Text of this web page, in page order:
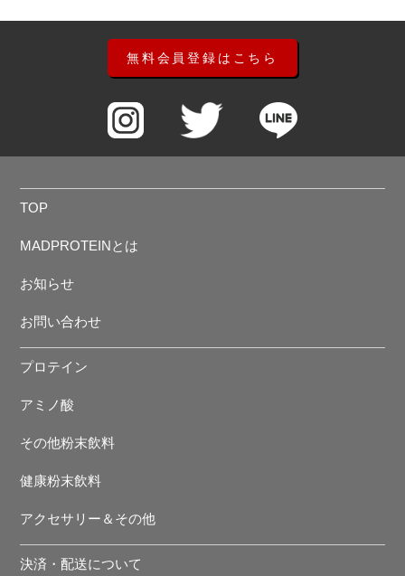
無料会員登録はこちら
TOP
MADPROTEINとは
お知らせ
お問い合わせ
プロテイン
アミノ酸
その他粉末飲料
健康粉末飲料
アクセサリー＆その他
決済・配送について